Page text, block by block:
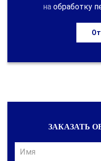
на обработку
ЗАКАЗАТЬ